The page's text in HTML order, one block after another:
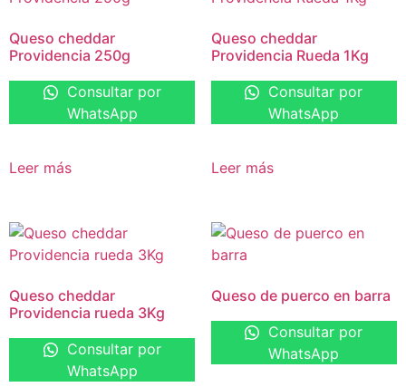
Queso cheddar
Providencia 250g
Consultar por
WhatsApp
Leer más
Queso cheddar
Providencia Rueda 1Kg
Consultar por
WhatsApp
Leer más
Queso cheddar
Providencia rueda 3Kg
Consultar por
WhatsApp
Queso de puerco en barra
Consultar por
WhatsApp